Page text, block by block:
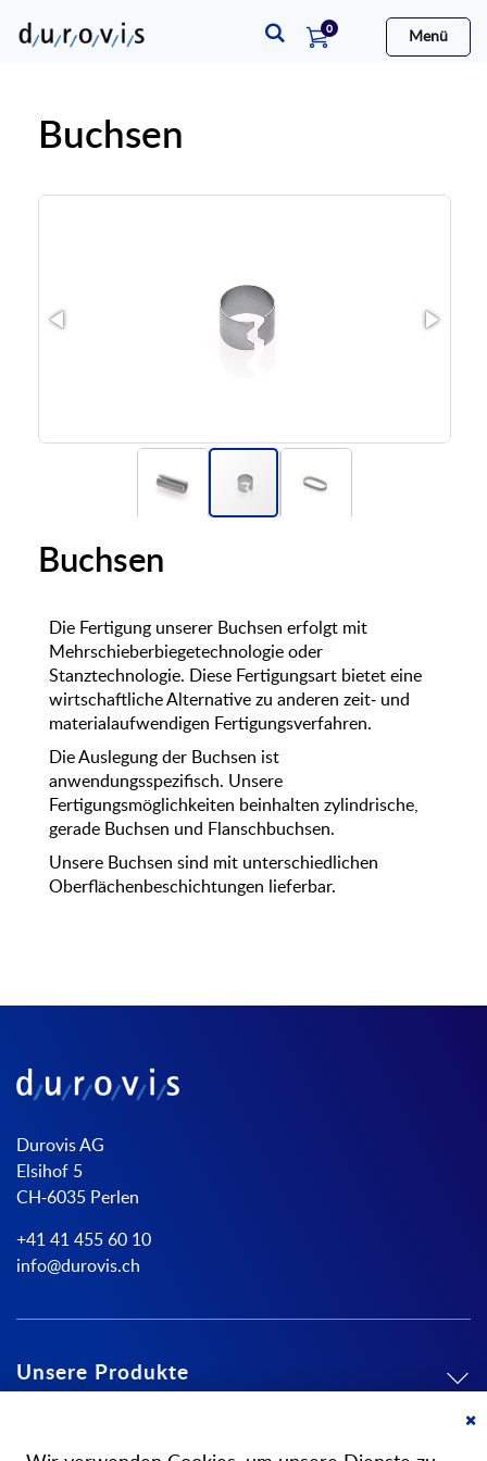
0Artikel
Menü
Buchsen
Buchsen
Die Fertigung unserer Buchsen erfolgt mit
Mehrschieberbiegetechnologie oder
Stanztechnologie. Diese Fertigungsart bietet eine
wirtschaftliche Alternative zu anderen zeit- und
materialaufwendigen Fertigungsverfahren.
Die Auslegung der Buchsen ist
anwendungsspezifisch. Unsere
Fertigungsmöglichkeiten beinhalten zylindrische,
gerade Buchsen und Flanschbuchsen.
Unsere Buchsen sind mit unterschiedlichen
Oberflächenbeschichtungen lieferbar.
Durovis AG
Elsihof 5
CH-6035 Perlen
+41 41 455 60 10
info@durovis.ch
Unsere Produkte